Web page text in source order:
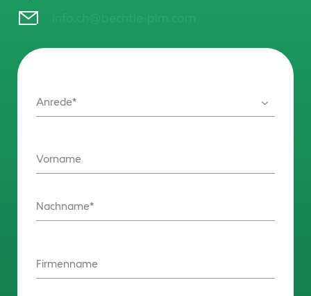
Anrede
Vorname
Nachname
Firmenname